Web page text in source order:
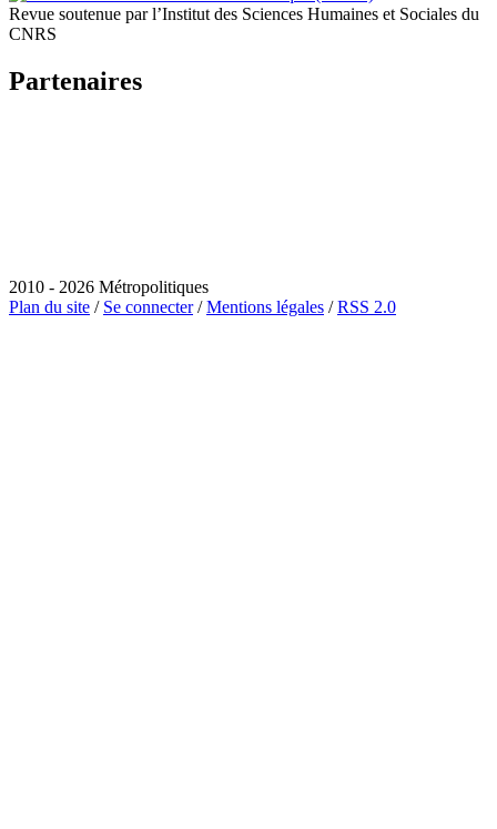
Revue soutenue par l’Institut des Sciences Humaines et Sociales du
CNRS
Partenaires
2010 - 2026 Métropolitiques
Plan du site / Se connecter/Mentions légales /RSS 2.0